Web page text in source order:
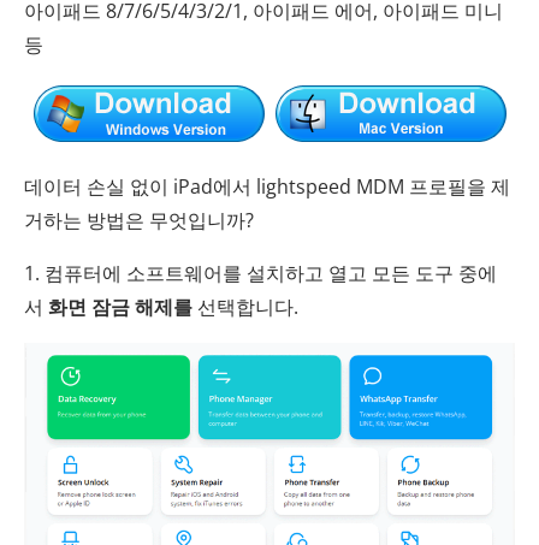
아이패드 8/7/6/5/4/3/2/1, 아이패드 에어, 아이패드 미니
등
데이터 손실 없이 iPad에서 lightspeed MDM 프로필을 제
거하는 방법은 무엇입니까?
1. 컴퓨터에 소프트웨어를 설치하고 열고 모든 도구 중에
서 화면 잠금 해제를 선택합니다.